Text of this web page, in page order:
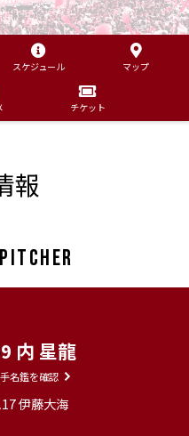
スケジュール マップ
チケット
報
内 星龍
名鑑を確認
17 伊藤大海